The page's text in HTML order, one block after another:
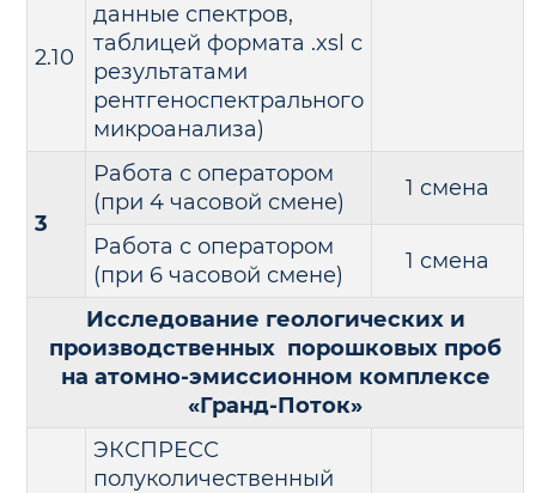
2.10
данные спектров,
таблицей формата .xsl с
результатами
рентгеноспектрального
микроанализа)
3
Работа с оператором
(при 4 часовой смене)
1 смена
Работа с оператором
(при 6 часовой смене)
1 смена
Исследование геологических и
производственных порошковых проб
на атомно-эмиссионном комплексе
«Гранд-Поток»
ЭКСПРЕСС
полуколичественный